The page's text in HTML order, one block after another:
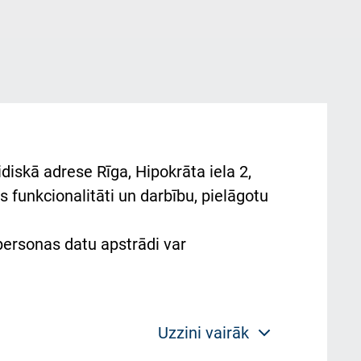
adrese Rīga, Hipokrāta iela 2,
funkcionalitāti un darbību, pielāgotu
datu apstrādi var
Uzzini vairāk